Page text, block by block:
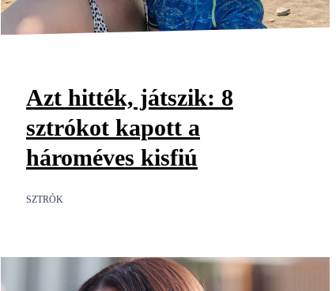
Azt hitték, játszik: 8
sztrókot kapott a
hároméves kisfiú
SZTRÓK